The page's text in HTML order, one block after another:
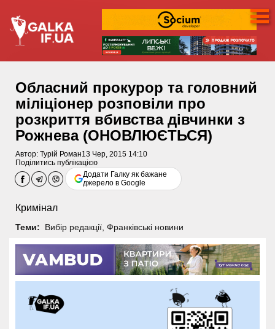
Обласний прокурор та головний
міліціонер розповіли про
розкриття вбивства дівчинки з
Рожнева (ОНОВЛЮЄТЬСЯ)
Автор: Турій Роман13 Чер, 2015 14:10
Поділитись публікацією
Додати Галку як бажане
джерело в Google
Кримінал
Теми: Вибір редакції, Франківські новини